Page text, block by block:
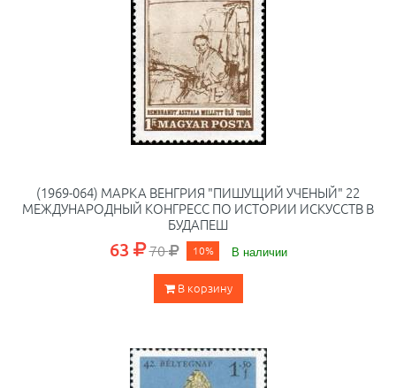
(1969-064) МАРКА ВЕНГРИЯ "ПИШУЩИЙ УЧЕНЫЙ" 22
МЕЖДУНАРОДНЫЙ КОНГРЕСС ПО ИСТОРИИ ИСКУССТВ В
БУДАПЕШ
63 70 10% В наличии
В корзину